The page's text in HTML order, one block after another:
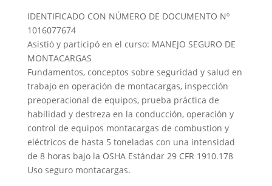
IDENTIFICADO CON NÚMERO DE DOCUMENTO Nº
1016077674
Asistió y participó en el curso: MANEJO SEGURO DE
MONTACARGAS
Fundamentos, conceptos sobre seguridad y salud en
trabajo en operación de montacargas, inspección
preoperacional de equipos, prueba práctica de
habilidad y destreza en la conducción, operación y
control de equipos montacargas de combustion y
eléctricos de hasta 5 toneladas con una intensidad
de 8 horas bajo la OSHA Estándar 29 CFR 1910.178
Uso seguro montacargas.